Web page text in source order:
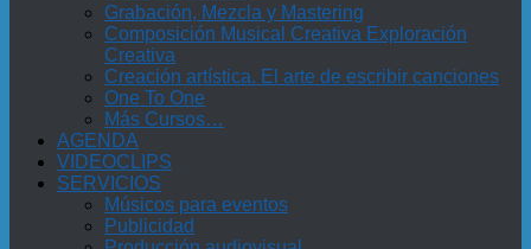
Grabación, Mezcla y Mastering
Composición Musical Creativa Exploración
Creativa
Creación artística. El arte de escribir canciones
One To One
Más Cursos…
AGENDA
VIDEOCLIPS
SERVICIOS
Músicos para eventos
Publicidad